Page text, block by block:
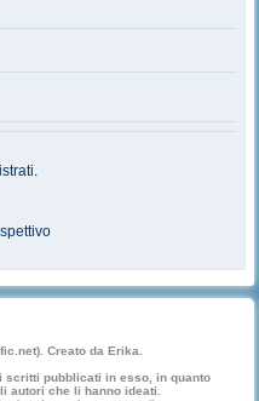
.
Creato da Erika.
scritti pubblicati in esso, in quanto
autori che li hanno ideati.